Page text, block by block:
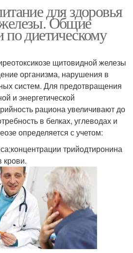
для здоровья
Общие
по диетическому
щитовидной железы
организма, нарушения в
систем. Для предотвращения
и энергетической
рациона увеличивают до
в белках, углеводах и
определяется с учетом:
трийодтиронина
крови.